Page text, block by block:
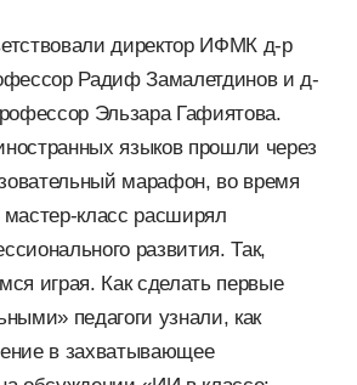
директор ИФМК д-р
Радиф Замалетдинов и д-
Эльзара Гафиятова.
языков прошли через
марафон, во время
мастер-класс расширял
развития. Так,
играя. Как сделать первые
педагоги узнали, как
в захватывающее